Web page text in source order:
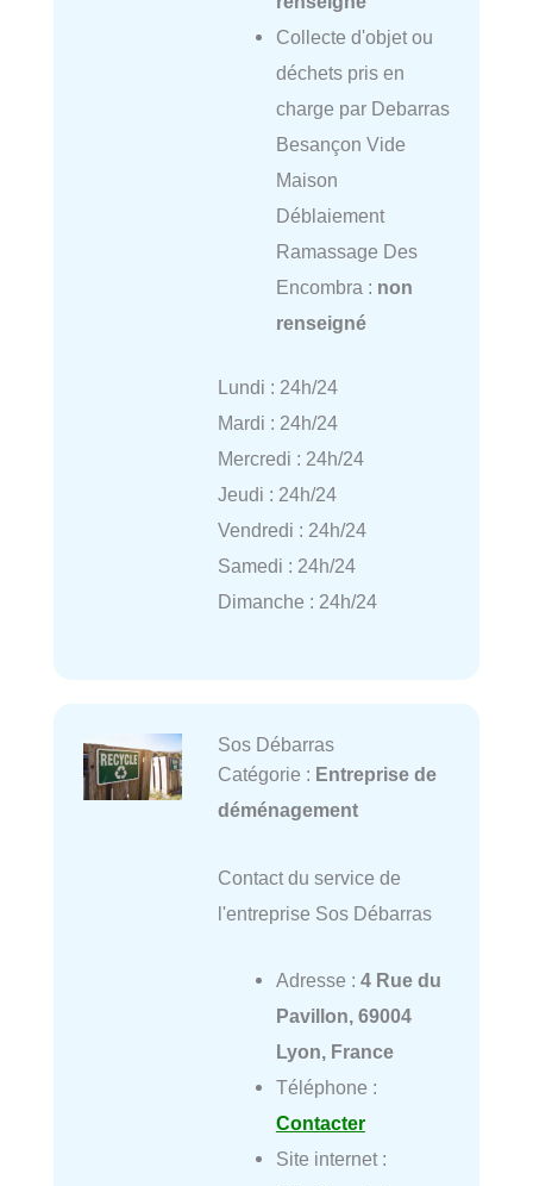
Collecte d'objet ou
déchets pris en
charge par Debarras
Besançon Vide
Maison
Déblaiement
Ramassage Des
Encombra : non
renseigné
Lundi : 24h/24
Mardi : 24h/24
Mercredi : 24h/24
Jeudi : 24h/24
Vendredi : 24h/24
Samedi : 24h/24
Dimanche : 24h/24
Sos Débarras
Catégorie : Entreprise de
déménagement
Contact du service de
l'entreprise Sos Débarras
Adresse : 4 Rue du
Pavillon, 69004
Lyon, France
Téléphone :
Contacter
Site internet :